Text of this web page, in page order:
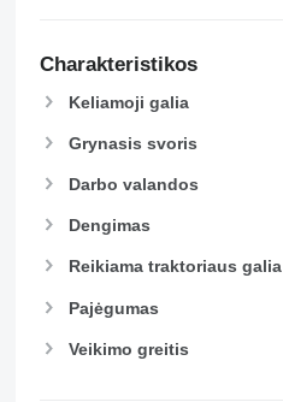
Charakteristikos
Keliamoji galia
Grynasis svoris
Darbo valandos
Dengimas
Reikiama traktoriaus galia
Pajėgumas
Veikimo greitis